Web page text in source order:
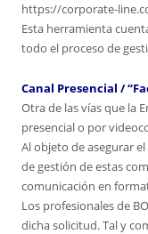
https://corporate-
Esta herramienta
todo el proceso de
Canal Presencial /
Otra de las vías que la
presencial o por
Al objeto de asegurar
de gestión de estas
comunicación en
Los profesionales de
dicha solicitud. Tal y